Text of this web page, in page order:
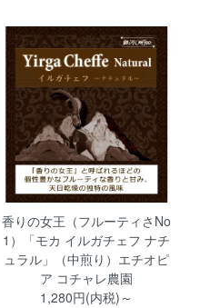
香りの女王（フルーティさNo
1）「モカ イルガチェフ ナチ
ュラル」（中煎り）エチオピ
ア コチャレ農園
1,280円(内税)～